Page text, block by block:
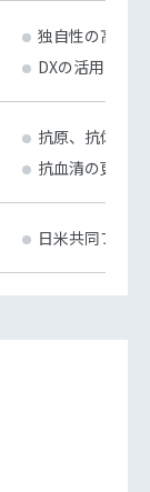
独自性の高い
DXの活用によ
抗原、抗体、
抗血清の更な
日米共同プロ